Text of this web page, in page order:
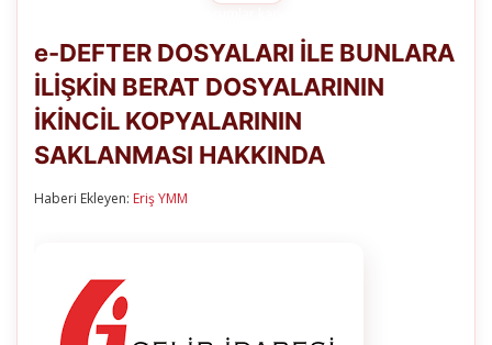
DOSYALARI
BUNLARA
BERAT
DOSYALARININ
İKİNCİL
e-DEFTER DOSYALARI İLE BUNLARA
İLİŞKİN BERAT DOSYALARININ
İKİNCİL KOPYALARININ
SAKLANMASI HAKKINDA
Haberi Ekleyen: Eriş YMM